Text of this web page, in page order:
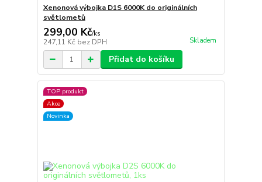
Xenonová výbojka D1S 6000K do originálních
světlometů
299,00 Kč/ks
247,11 Kč bez DPH Skladem
Přidat do košíku
TOP produkt
Akce
Novinka